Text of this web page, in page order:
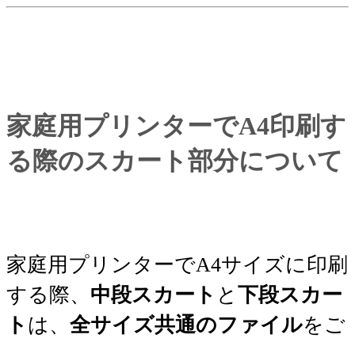
家庭用プリンターでA4印刷す
る際のスカート部分について
家庭用プリンターでA4サイズに印刷
する際、 中段スカート と 下段スカー
ト は、 全サイズ共通のファイルをご